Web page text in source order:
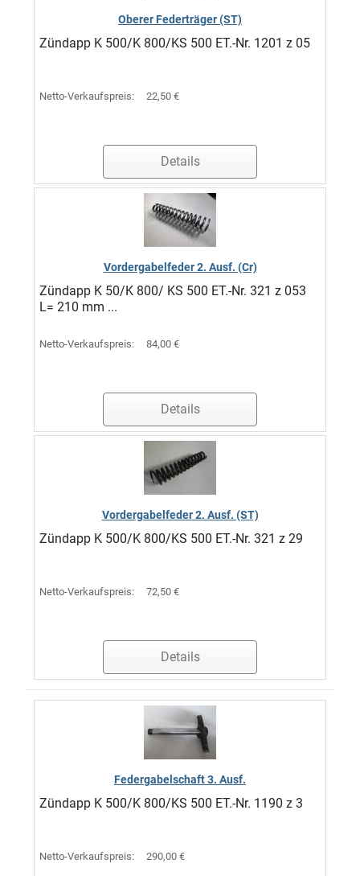
Oberer Federträger (ST)
Zündapp K 500/K 800/KS 500 ET.-Nr. 1201 z 05
Netto-Verkaufspreis: 22,50 €
Details
Vordergabelfeder 2. Ausf. (Cr)
Zündapp K 50/K 800/ KS 500 ET.-Nr. 321 z 053
L= 210 mm ...
Netto-Verkaufspreis: 84,00 €
Details
Vordergabelfeder 2. Ausf. (ST)
Zündapp K 500/K 800/KS 500 ET.-Nr. 321 z 29
Netto-Verkaufspreis: 72,50 €
Details
Federgabelschaft 3. Ausf.
Zündapp K 500/K 800/KS 500 ET.-Nr. 1190 z 3
Netto-Verkaufspreis: 290,00 €